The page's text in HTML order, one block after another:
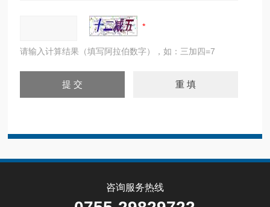
请输入计算结果（填写阿拉伯数字），如：三加四=7
咨询服务热线